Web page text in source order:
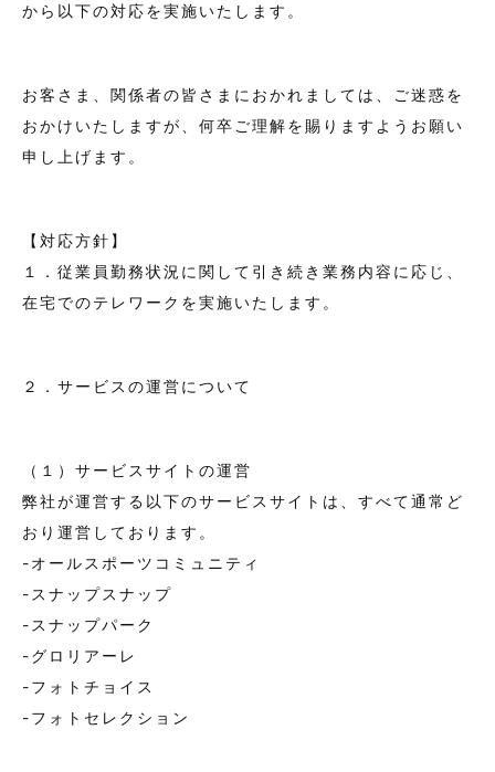
から以下の対応を実施いたします。
お客さま、関係者の皆さまにおかれましては、ご迷惑を
おかけいたしますが、何卒ご理解を賜りますようお願い
申し上げます。
【対応方針】
１．従業員勤務状況に関して引き続き業務内容に応じ、
在宅でのテレワークを実施いたします。
２．サービスの運営について
（１）サービスサイトの運営
弊社が運営する以下のサービスサイトは、すべて通常ど
おり運営しております。
-オールスポーツコミュニティ
-スナップスナップ
-スナップパーク
-グロリアーレ
-フォトチョイス
-フォトセレクション